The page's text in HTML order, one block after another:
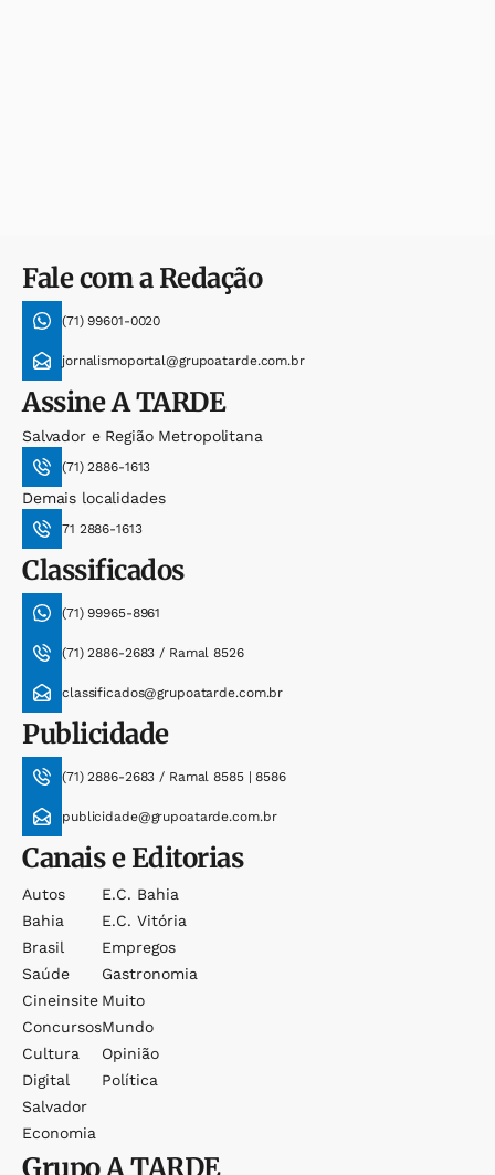
Fale com a Redação
(71) 99601-0020
jornalismoportal@grupoatarde.com.br
AssineA TARDE
Salvador e Região Metropolitana
(71) 2886-1613
Demais localidades
71 2886-1613
Classificados
(71) 99965-8961
(71) 2886-2683 / Ramal 8526
classificados@grupoatarde.com.br
Publicidade
(71) 2886-2683 / Ramal 8585 | 8586
publicidade@grupoatarde.com.br
Canais e Editorias
Autos
Bahia
Brasil
Saúde
Cineinsite
Concursos
Cultura
Digital
Salvador
Economia
E.c. Bahia
E.c. Vitória
Empregos
Gastronomia
Muito
Mundo
Opinião
Política
GrupoA TARDE